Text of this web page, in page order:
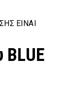
ΕΊΝΑΙ
BLUE